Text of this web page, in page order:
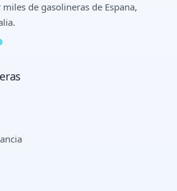
de gasolineras de Espana,